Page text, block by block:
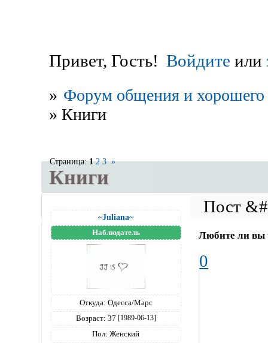
Привет, Гость! Войдите или
» Форум общения и хорошего
» Книги
Книги
Страница:1 2 3 »
~Juliana~
Наблюдатель
Откуда: Одесса/Марс
Возраст: 37 [1989-06-13]
Пол: Женский
Любите ли вы
0